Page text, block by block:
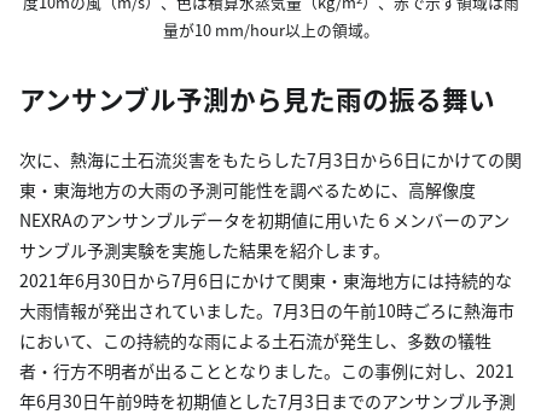
量が10 mm/hour以上の領域。
アンサンブル予測から見た雨の振る舞い
次に、熱海に土石流災害をもたらした7月3日から6日にかけての関
東・東海地方の大雨の予測可能性を調べるために、高解像度
NEXRAのアンサンブルデータを初期値に用いた６メンバーのアン
サンブル予測実験を実施した結果を紹介します。
2021年6月30日から7月6日にかけて関東・東海地方には持続的な
大雨情報が発出されていました。7月3日の午前10時ごろに熱海市
において、この持続的な雨による土石流が発生し、多数の犠牲
者・行方不明者が出ることとなりました。この事例に対し、2021
年6月30日午前9時を初期値とした7月3日までのアンサンブル予測